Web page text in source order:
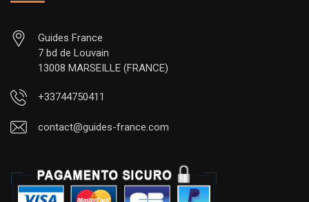
Guides France
7 bd de Louvain
13008 MARSEILLE (FRANCE)
+33744750411
contact@guides-france.com